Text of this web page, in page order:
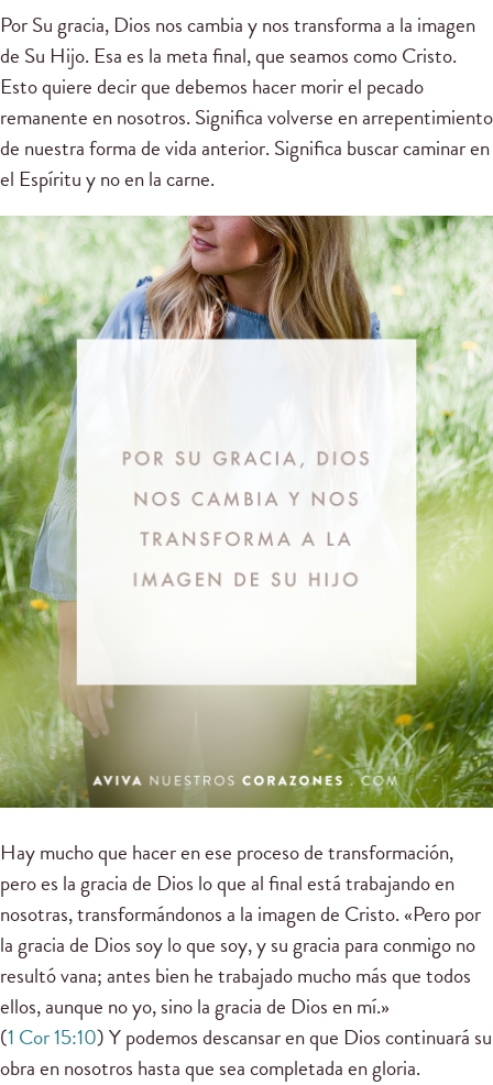
Por Su gracia, Dios nos cambia y nos transforma a la imagen
de Su Hijo. Esa es la meta final, que seamos como Cristo.
Esto quiere decir que debemos hacer morir el pecado
remanente en nosotros. Significa volverse en arrepentimiento
de nuestra forma de vida anterior. Significa buscar caminar en
el Espíritu y no en la carne.
Hay mucho que hacer en ese proceso de transformación,
pero es la gracia de Dios lo que al final está trabajando en
nosotras, transformándonos a la imagen de Cristo. «Pero por
la gracia de Dios soy lo que soy, y su gracia para conmigo no
resultó vana; antes bien he trabajado mucho más que todos
ellos, aunque no yo, sino la gracia de Dios en mí.»
(1 Cor 15:10) Y podemos descansar en que Dios continuará su
obra en nosotros hasta que sea completada en gloria.